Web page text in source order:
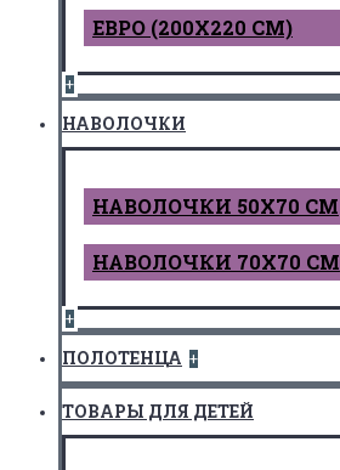
ЕВРО (200Х220 СМ)
+
НАВОЛОЧКИ
НАВОЛОЧКИ 50Х70 СМ
НАВОЛОЧКИ 70Х70 СМ
+
ПОЛОТЕНЦА +
ТОВАРЫ ДЛЯ ДЕТЕЙ